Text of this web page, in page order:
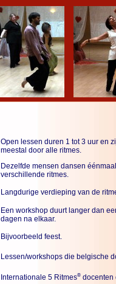
Open lessen duren 1 tot 3 uur en
meestal door alle ritmes.
Dezelfde mensen dansen
verschillende ritmes.
Langdurige verdieping van de
Een workshop duurt langer dan
dagen na elkaar.
Bijvoorbeeld feest.
Lessen/workshops die belgische
Internationale 5 Ritmes® docenten